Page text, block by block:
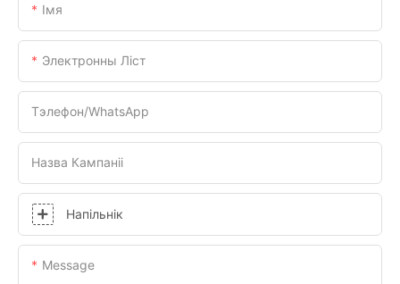
Імя
Электронны Ліст
Тэлефон/WhatsApp
Назва Кампаніі
Напільнік
Message